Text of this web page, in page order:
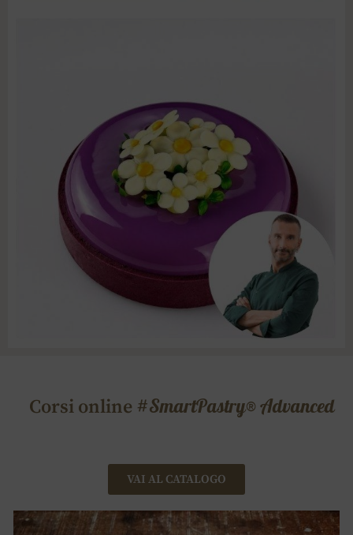
Corsi online #SmartPastry® Advanced
VAI AL CATALOGO